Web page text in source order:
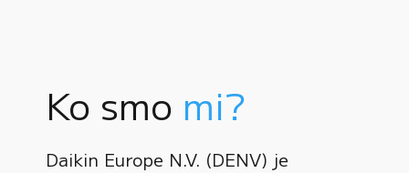
Ko smo mi?
Daikin Europe N.V. (DENV) je